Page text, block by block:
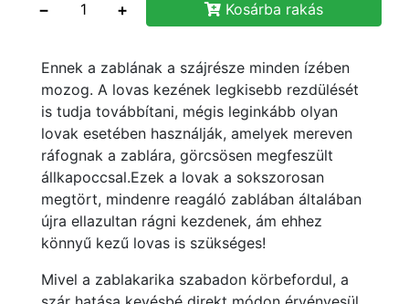
− + Kosárba rakás
Ennek a zablának a szájrésze minden ízében
mozog. A lovas kezének legkisebb rezdülését
is tudja továbbítani, mégis leginkább olyan
lovak esetében használják, amelyek mereven
ráfognak a zablára, görcsösen megfeszült
állkapoccsal.Ezek a lovak a sokszorosan
megtört, mindenre reagáló zablában általában
újra ellazultan rágni kezdenek, ám ehhez
könnyű kezű lovas is szükséges!
Mivel a zablakarika szabadon körbefordul, a